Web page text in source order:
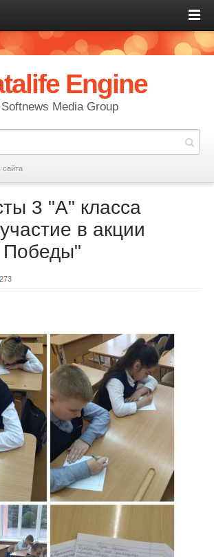
Engine
Softnews Media Group
сайта
3 "А" класса
в акции
Победы"
273